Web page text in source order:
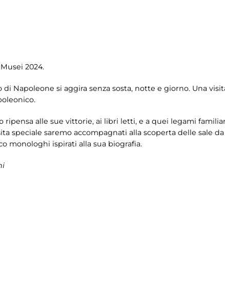
2024.
di Napoleone si aggira senza sosta, notte e giorno. Una
ripensa alle sue vittorie, ai libri letti, e a quei legami
speciale saremo accompagnati alla scoperta delle sale
monologhi ispirati alla sua biografia.